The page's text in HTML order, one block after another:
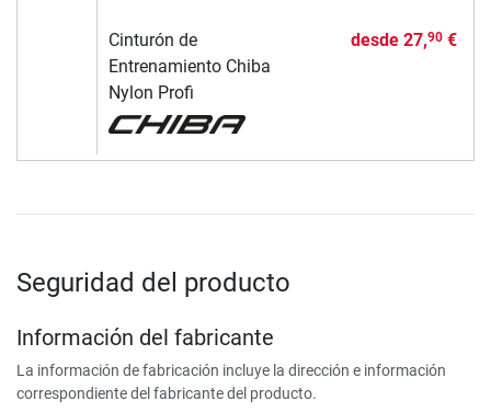
Cinturón de
Entrenamiento Chiba
Nylon Profi
desde 27,90€
Seguridad del producto
Información del fabricante
La información de fabricación incluye la dirección e información
correspondiente del fabricante del producto.